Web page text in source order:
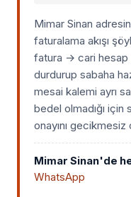
Mimar Sinan
faturalama akışı
fatura → cari hesap
durdurup sabaha
mesai kalemi ayrı
bedel olmadığı için
onayını gecikmesiz
Mimar Sinan'de
WhatsApp